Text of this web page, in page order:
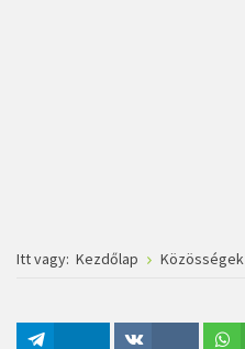
Itt vagy: Kezdőlap Közösségek